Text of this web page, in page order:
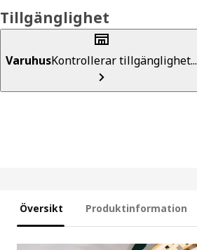
Tillgänglighet
VaruhusKontrollerar tillgänglighet...
Översikt Produktinformation